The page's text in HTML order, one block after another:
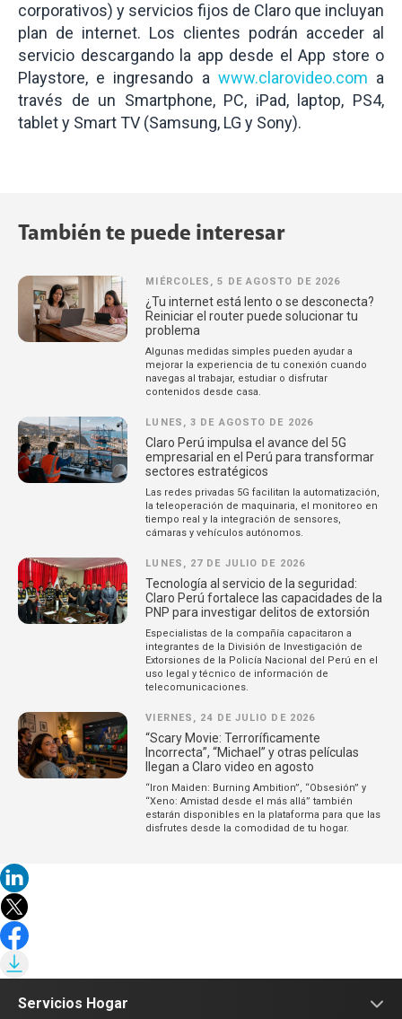
corporativos) y servicios fijos de Claro que incluyan
plan de internet. Los clientes podrán acceder al
servicio descargando la app desde el App store o
Playstore, e ingresando a www.clarovideo.com a
través de un Smartphone, PC, iPad, laptop, PS4,
tablet y Smart TV (Samsung, LG y Sony).
También te puede interesar
MIÉRCOLES, 5 DE AGOSTO DE 2026
¿Tu internet está lento o se desconecta?
Reiniciar el router puede solucionar tu
problema
Algunas medidas simples pueden ayudar a
mejorar la experiencia de tu conexión cuando
navegas al trabajar, estudiar o disfrutar
contenidos desde casa.
LUNES, 3 DE AGOSTO DE 2026
Claro Perú impulsa el avance del 5G
empresarial en el Perú para transformar
sectores estratégicos
Las redes privadas 5G facilitan la automatización,
la teleoperación de maquinaria, el monitoreo en
tiempo real y la integración de sensores,
cámaras y vehículos autónomos.
LUNES, 27 DE JULIO DE 2026
Tecnología al servicio de la seguridad:
Claro Perú fortalece las capacidades de la
PNP para investigar delitos de extorsión
Especialistas de la compañía capacitaron a
integrantes de la División de Investigación de
Extorsiones de la Policía Nacional del Perú en el
uso legal y técnico de información de
telecomunicaciones.
VIERNES, 24 DE JULIO DE 2026
“Scary Movie: Terroríficamente
Incorrecta”, “Michael” y otras películas
llegan a Claro video en agosto
“Iron Maiden: Burning Ambition”, “Obsesión” y
“Xeno: Amistad desde el más allá” también
estarán disponibles en la plataforma para que las
disfrutes desde la comodidad de tu hogar.
Servicios Hogar